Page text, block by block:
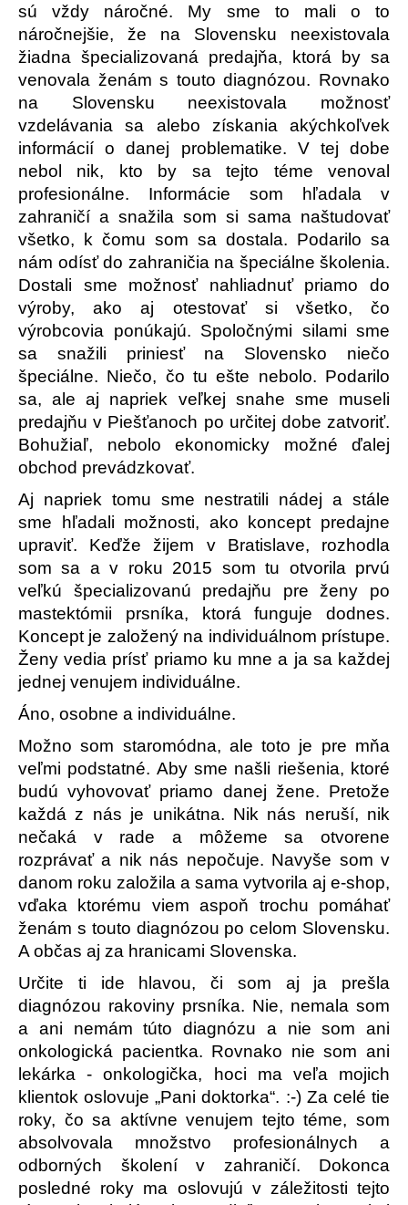
sú vždy náročné. My sme to mali o to
náročnejšie, že na Slovensku neexistovala
žiadna špecializovaná predajňa, ktorá by sa
venovala ženám s touto diagnózou. Rovnako
na Slovensku neexistovala možnosť
vzdelávania sa alebo získania akýchkoľvek
informácií o danej problematike. V tej dobe
nebol nik, kto by sa tejto téme venoval
profesionálne. Informácie som hľadala v
zahraničí a snažila som si sama naštudovať
všetko, k čomu som sa dostala. Podarilo sa
nám odísť do zahraničia na špeciálne školenia.
Dostali sme možnosť nahliadnuť priamo do
výroby, ako aj otestovať si všetko, čo
výrobcovia ponúkajú. Spoločnými silami sme
sa snažili priniesť na Slovensko niečo
špeciálne. Niečo, čo tu ešte nebolo. Podarilo
sa, ale aj napriek veľkej snahe sme museli
predajňu v Piešťanoch po určitej dobe zatvoriť.
Bohužiaľ, nebolo ekonomicky možné ďalej
obchod prevádzkovať.
Aj napriek tomu sme nestratili nádej a stále
sme hľadali možnosti, ako koncept predajne
upraviť. Keďže žijem v Bratislave, rozhodla
som sa a v roku 2015 som tu otvorila prvú
veľkú špecializovanú predajňu pre ženy po
mastektómii prsníka, ktorá funguje dodnes.
Koncept je založený na individuálnom prístupe.
Ženy vedia prísť priamo ku mne a ja sa každej
jednej venujem individuálne.
Áno, osobne a individuálne.
Možno som staromódna, ale toto je pre mňa
veľmi podstatné. Aby sme našli riešenia, ktoré
budú vyhovovať priamo danej žene. Pretože
každá z nás je unikátna. Nik nás neruší, nik
nečaká v rade a môžeme sa otvorene
rozprávať a nik nás nepočuje. Navyše som v
danom roku založila a sama vytvorila aj e-shop,
vďaka ktorému viem aspoň trochu pomáhať
ženám s touto diagnózou po celom Slovensku.
A občas aj za hranicami Slovenska.
Určite ti ide hlavou, či som aj ja prešla
diagnózou rakoviny prsníka. Nie, nemala som
a ani nemám túto diagnózu a nie som ani
onkologická pacientka. Rovnako nie som ani
lekárka - onkologička, hoci ma veľa mojich
klientok oslovuje „Pani doktorka“. :-) Za celé tie
roky, čo sa aktívne venujem tejto téme, som
absolvovala množstvo profesionálnych a
odborných školení v zahraničí. Dokonca
posledné roky ma oslovujú v záležitosti tejto